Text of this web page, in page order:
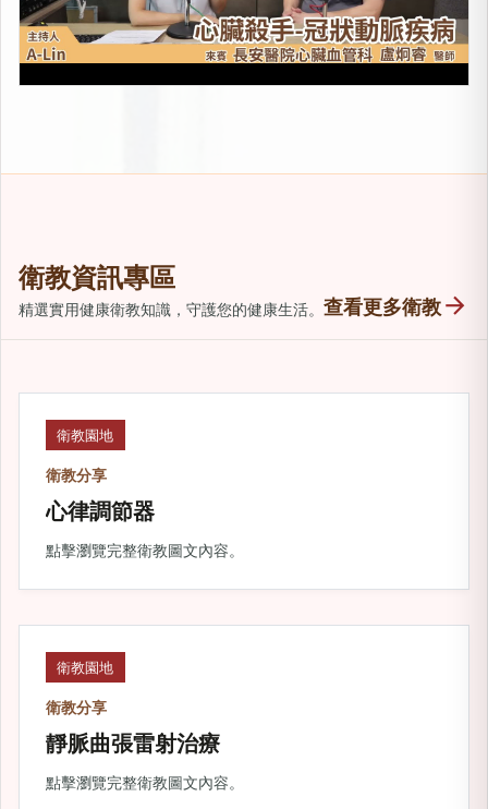
衛教資訊專區
精選實用健康衛教知識，守護您的健康生活。 查看更多衛教arrow_forward
衛教園地
衛教分享
心律調節器
點擊瀏覽完整衛教圖文內容。
衛教園地
衛教分享
靜脈曲張雷射治療
點擊瀏覽完整衛教圖文內容。